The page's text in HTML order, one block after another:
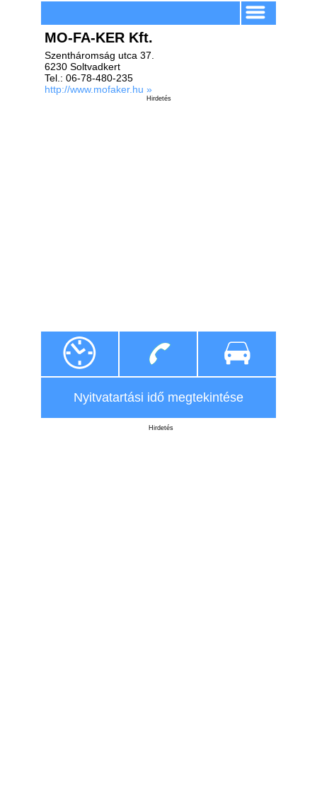
MO-FA-KER Kft.
Szentháromság utca 37.
6230 Soltvadkert
Tel.: 06-78-480-235
http://www.mofaker.hu »
Hirdetés
Nyitvatartási idő megtekintése
Hirdetés